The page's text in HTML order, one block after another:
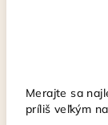
Merajte sa
príliš veľkým